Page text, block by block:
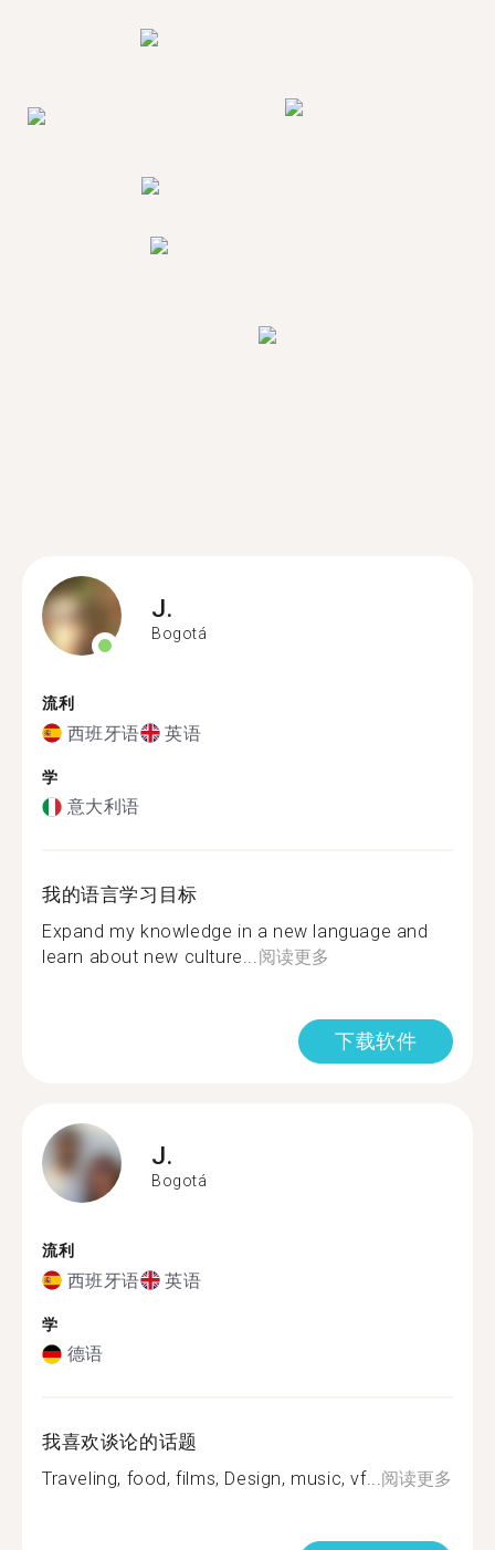
J.
Bogotá
流利
西班牙语 英语
学
意大利语
我的语言学习目标
Expand my knowledge in a new language and
learn about new culture...阅读更多
下载软件
J.
Bogotá
流利
西班牙语 英语
学
德语
我喜欢谈论的话题
Traveling, food, films, Design, music, vf...阅读更多